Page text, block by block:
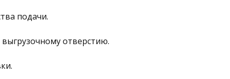
подачи.
отверстию.